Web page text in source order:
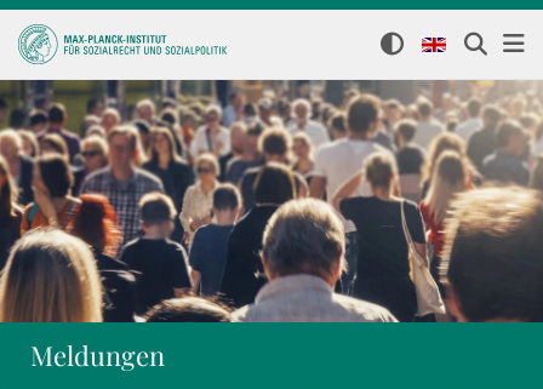
Meldungen